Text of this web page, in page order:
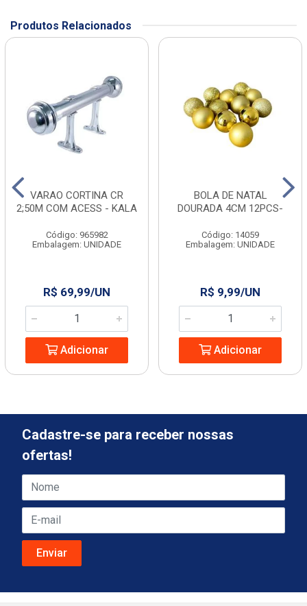
Produtos Relacionados
VARAO CORTINA CR
2;50M COM ACESS - KALA
Código: 965982
Embalagem: UNIDADE
R$ 69,99/UN
Adicionar
BOLA DE NATAL
DOURADA 4CM 12PCS-
Código: 14059
Embalagem: UNIDADE
R$ 9,99/UN
Adicionar
Cadastre-se para receber nossas
ofertas!